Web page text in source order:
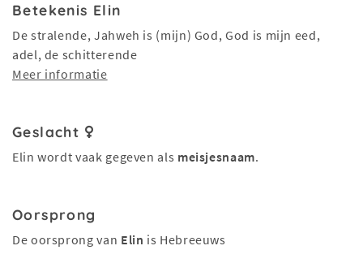
Betekenis Elin
De stralende, Jahweh is (mijn) God, God is mijn eed,
adel, de schitterende
Meer informatie
Geslacht
Elin wordt vaak gegeven als meisjesnaam.
Oorsprong
De oorsprong van Elin is Hebreeuws